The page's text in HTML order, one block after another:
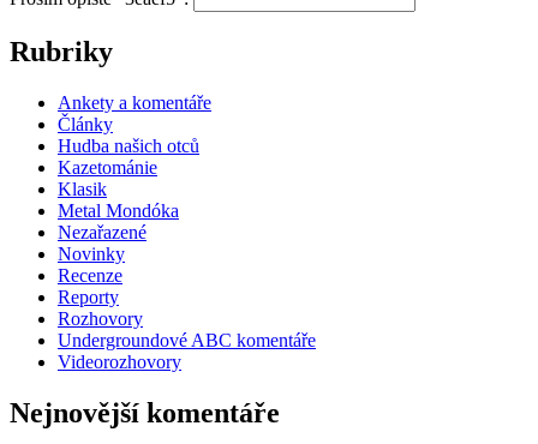
Rubriky
Ankety a komentáře
Články
Hudba našich otců
Kazetománie
Klasik
Metal Mondóka
Nezařazené
Novinky
Recenze
Reporty
Rozhovory
Undergroundové ABC komentáře
Videorozhovory
Nejnovější komentáře